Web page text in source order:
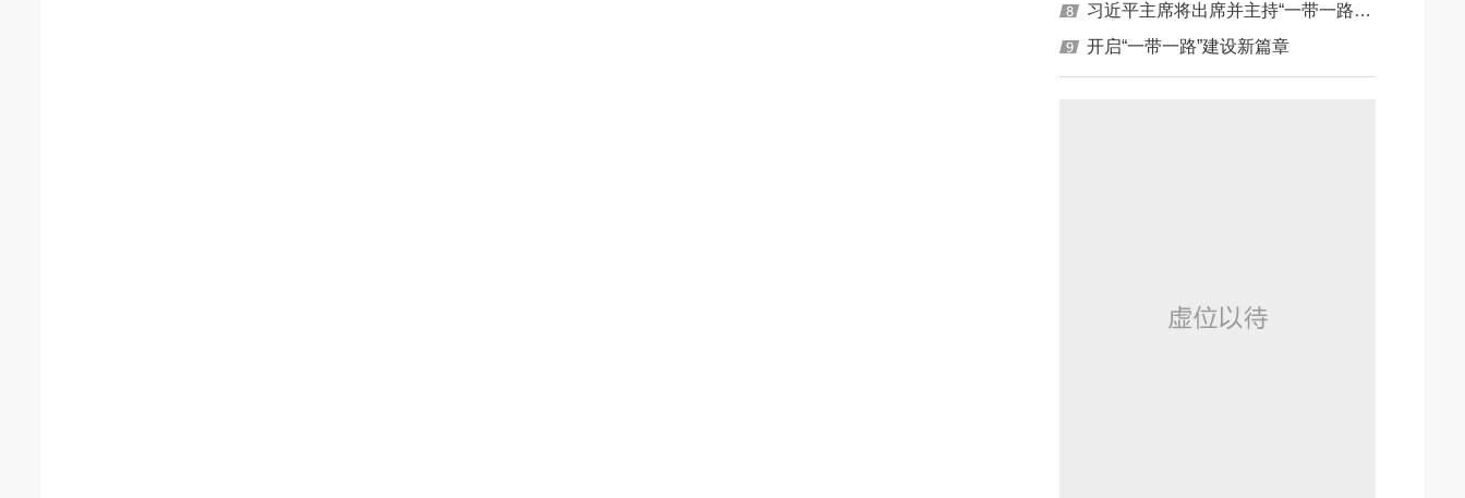
习近平主席将出席并主持“一带一路” 国际合作高峰论坛相关活动
开启“一带一路”建设新篇章